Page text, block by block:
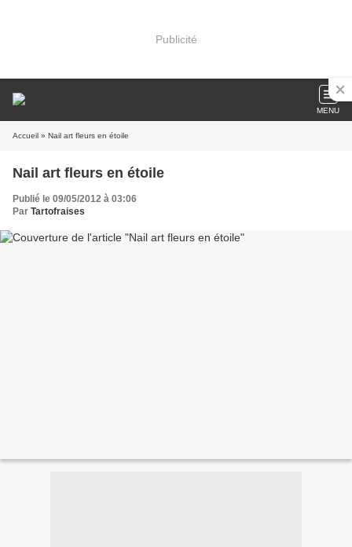
Publicité
MENU
Accueil » Nail art fleurs en étoile
Nail art fleurs en étoile
Publié le 09/05/2012 à 03:06
Par Tartofraises